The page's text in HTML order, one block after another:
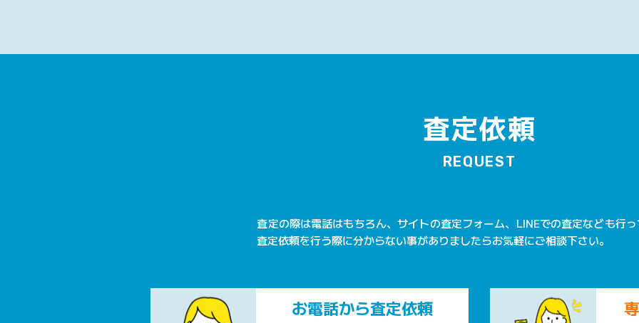
査定依頼
REQUEST
査定の際は電話はもちろん、サイトの査定フォーム、LINEでの査定なども行っ
査定依頼を行う際に分からない事がありましたらお気軽にご相談下さい。
お電話から査定依頼